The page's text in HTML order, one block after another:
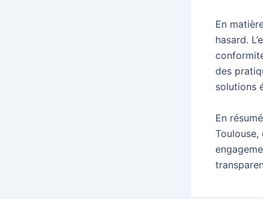
En
hasard.
des
solutions
En